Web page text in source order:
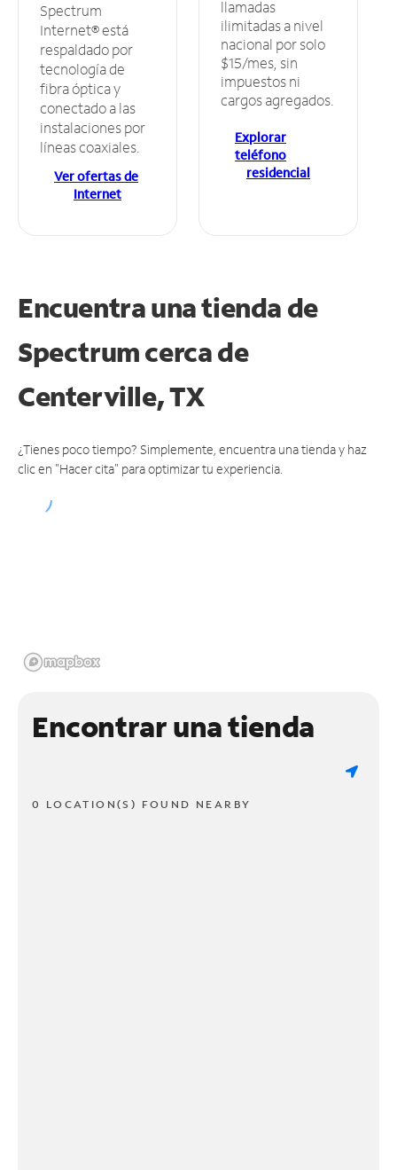
Spectrum
Internet® está
respaldado por
tecnología de
fibra óptica y
conectado a las
instalaciones por
líneas coaxiales.
Ver ofertas de
Internet
llamadas
ilimitadas a nivel
nacional por solo
$15/mes, sin
impuestos ni
cargos agregados.
Explorar
teléfono
residencial
Encuentra una tienda de
Spectrumcerca de
Centerville, TX
¿Tienes poco tiempo? Simplemente, encuentra una tienda y haz
clic en "Hacer cita" para optimizar tu experiencia.
Encontrar una tienda
0 LOCATION(S) FOUND NEARBY